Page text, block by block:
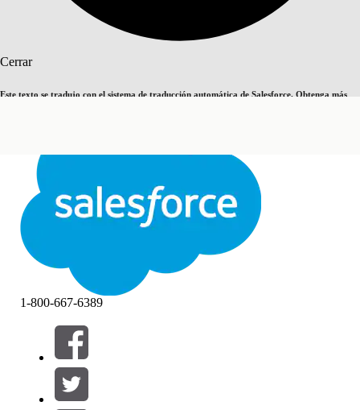
Cerrar
Este texto se tradujo con el sistema de traducción automática de Salesforce. Obtenga más
Cerrar Cerrar
Filtros (0)
SELECCIONAR FILTROS
Área de productos
1-800-667-6389